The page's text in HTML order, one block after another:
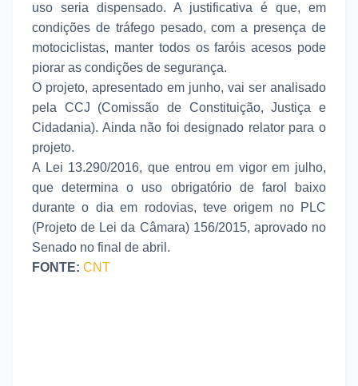
uso seria dispensado. A justificativa é que, em
condições de tráfego pesado, com a presença de
motociclistas, manter todos os faróis acesos pode
piorar as condições de segurança.
O projeto, apresentado em junho, vai ser analisado
pela CCJ (Comissão de Constituição, Justiça e
Cidadania). Ainda não foi designado relator para o
projeto.
A Lei 13.290/2016, que entrou em vigor em julho,
que determina o uso obrigatório de farol baixo
durante o dia em rodovias, teve origem no PLC
(Projeto de Lei da Câmara) 156/2015, aprovado no
Senado no final de abril.
FONTE: CNT